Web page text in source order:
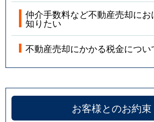
仲介手数料など不動産売却に
知りたい
不動産売却にかかる税金につい
お客様とのお約束